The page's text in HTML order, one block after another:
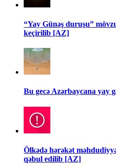
“Yay Günəş duruşu”
keçirilib [AZ]
Bu gecə Azərbaycana yay
Ölkədə hərəkət
qəbul edilib [AZ]